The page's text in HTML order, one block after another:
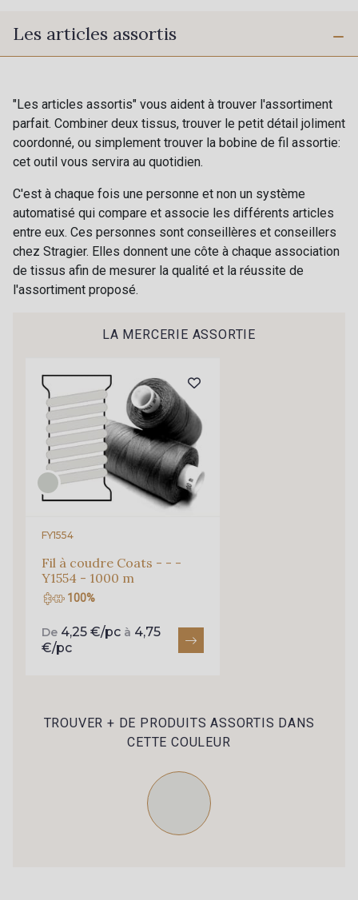
Les articles assortis
"Les articles assortis" vous aident à trouver l'assortiment
parfait. Combiner deux tissus, trouver le petit détail joliment
coordonné, ou simplement trouver la bobine de fil assortie:
cet outil vous servira au quotidien.
C'est à chaque fois une personne et non un système
automatisé qui compare et associe les différents articles
entre eux. Ces personnes sont conseillères et conseillers
chez Stragier. Elles donnent une côte à chaque association
de tissus afin de mesurer la qualité et la réussite de
l'assortiment proposé.
LA MERCERIE ASSORTIE
FY1554
Fil à coudre Coats - - -
Y1554 - 1000 m
100%
De 4,25 €/pc à 4,75
€/pc
TROUVER + DE PRODUITS ASSORTIS DANS
CETTE COULEUR
Cadeau : 10% offerts sur votre
commande !
Pour vous, couture rime avec détente ?
Vous aimez les beaux tissus ?
Recevez chaque semaine un clin d’œil rempli de